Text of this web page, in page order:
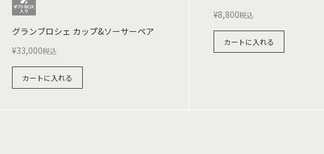
グランブロシェ カップ&ソーサーペア
¥33,000税込
カートに入れる
¥8,800税込
カートに入れる